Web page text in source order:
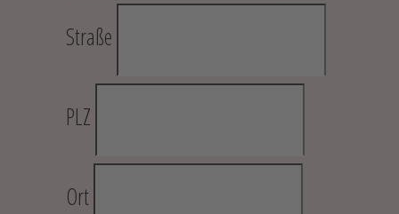
Straße
PLZ
Ort